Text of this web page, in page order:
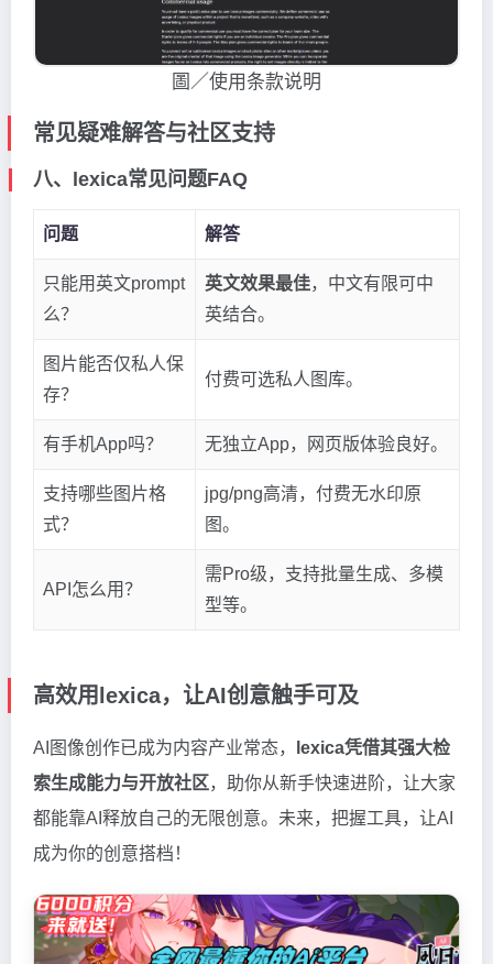
圖／使用条款说明
常见疑难解答与社区支持
八、lexica常见问题FAQ
问题 解答
只能用英文prompt
么？
英文效果最佳，中文有限可中
英结合。
图片能否仅私人保
存？
付费可选私人图库。
有手机App吗？ 无独立App，网页版体验良好。
支持哪些图片格
式？
jpg/png高清，付费无水印原
图。
API怎么用？
需Pro级，支持批量生成、多模
型等。
高效用lexica，让AI创意触手可及
AI图像创作已成为内容产业常态，
lexica凭借其强大检
索生成能力与开放社区，助你从新手快速进阶，让大家
都能靠AI释放自己的无限创意。未来，把握工具，让AI
成为你的创意搭档！